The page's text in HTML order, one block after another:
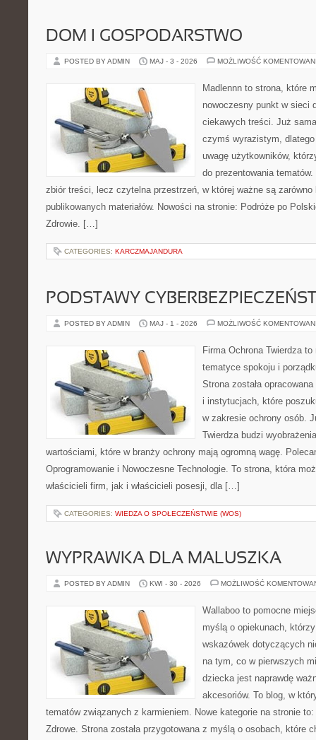
DOM I GOSPODARSTWO
POSTED BY ADMIN MAJ - 3 - 2026 MOŻLIWOŚĆ
Madlennn to strona, które
nowoczesny punkt w sieci
ciekawych treści. Już
czymś wyrazistym,
uwagę użytkowników,
do prezentowania
zbiór treści, lecz czytelna przestrzeń, w której ważne są
publikowanych materiałów. Nowości na stronie: Podróże po
Zdrowie. […]
CATEGORIES: KARCZMAJANDURA
PODSTAWY
POSTED BY ADMIN MAJ - 1 - 2026 MOŻLIWOŚĆ
Firma Ochrona Twierdza
tematyce spokoju i
Strona została
i instytucjach, które
w zakresie ochrony osób.
Twierdza budzi
wartościami, które w branży ochrony mają ogromną wagę.
Oprogramowanie i Nowoczesne Technologie. To strona, która
właścicieli firm, jak i właścicieli posesji, dla […]
CATEGORIES: WIEDZA O SPOŁECZEŃSTWIE (WOS)
WYPRAWKA DLA MALUSZKA
POSTED BY ADMIN KWI - 30 - 2026 MOŻLIWOŚĆ
Wallaboo to pomocne
myślą o opiekunach,
wskazówek dotyczących
na tym, co w pierwszych
dziecka jest naprawdę
akcesoriów. To blog, w
tematów związanych z karmieniem. Nowe kategorie na stronie
Zdrowe. Strona została przygotowana z myślą o osobach, które